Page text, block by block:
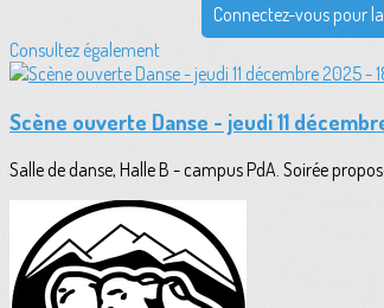
Connectez-vous pour
Consultez également
Scène ouverte Danse - jeudi 11
Salle de danse, Halle B - campus PdA. Soirée